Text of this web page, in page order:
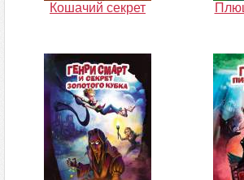
Кошачий секрет